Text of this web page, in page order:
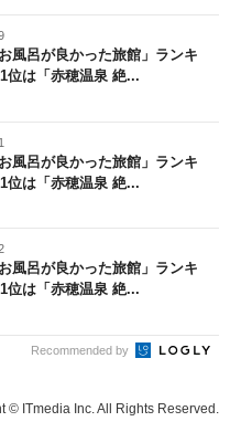
風呂が良かった旅館」ランキ
は「赤穂温泉 絶...
風呂が良かった旅館」ランキ
は「赤穂温泉 絶...
風呂が良かった旅館」ランキ
は「赤穂温泉 絶...
Recommended by
© ITmedia Inc. All Rights Reserved.